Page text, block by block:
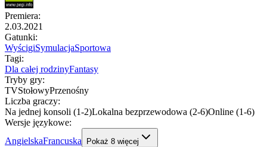
Premiera:
2.03.2021
Gatunki:
WyścigiSymulacjaSportowa
Tagi:
Dla całej rodzinyFantasy
Tryby gry:
TVStołowyPrzenośny
Liczba graczy:
Na jednej konsoli (1-2)Lokalna bezprzewodowa (2-6)Online (1-6)
Wersje językowe:
AngielskaFrancuska Pokaż 8 więcej